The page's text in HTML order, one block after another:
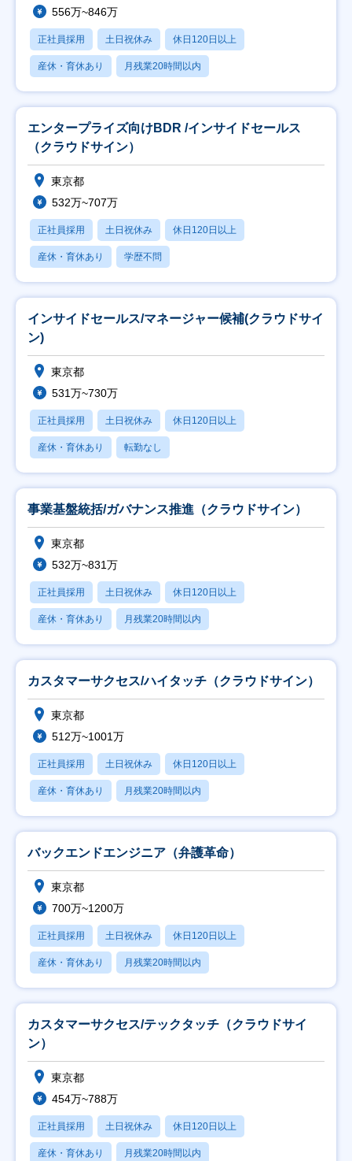
556万~846万
正社員採用 土日祝休み 休日120日以上
産休・育休あり 月残業20時間以内
エンタープライズ向けBDR /インサイドセールス
（クラウドサイン）
東京都
532万~707万
正社員採用 土日祝休み 休日120日以上
産休・育休あり 学歴不問
インサイドセールス/マネージャー候補(クラウドサイ
ン)
東京都
531万~730万
正社員採用 土日祝休み 休日120日以上
産休・育休あり 転勤なし
事業基盤統括/ガバナンス推進（クラウドサイン）
東京都
532万~831万
正社員採用 土日祝休み 休日120日以上
産休・育休あり 月残業20時間以内
カスタマーサクセス/ハイタッチ（クラウドサイン）
東京都
512万~1001万
正社員採用 土日祝休み 休日120日以上
産休・育休あり 月残業20時間以内
バックエンドエンジニア（弁護革命）
東京都
700万~1200万
正社員採用 土日祝休み 休日120日以上
産休・育休あり 月残業20時間以内
カスタマーサクセス/テックタッチ（クラウドサイ
ン）
東京都
454万~788万
正社員採用 土日祝休み 休日120日以上
産休・育休あり 月残業20時間以内